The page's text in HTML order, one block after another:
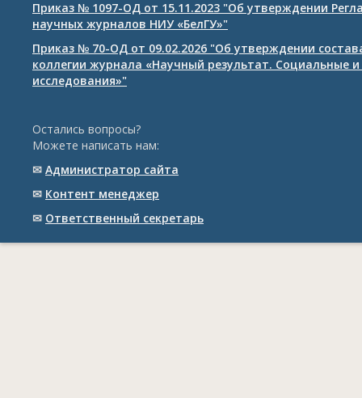
Приказ № 1097-ОД от 15.11.2023 "Об утверждении
научных журналов НИУ «БелГУ»"
Приказ № 70-ОД от 09.02.2026 "Об утверждении
коллегии журнала «Научный результат. Социальные
исследования»"
Остались вопросы?
Можете написать нам:
✉ Администратор сайта
✉ Контент менеджер
✉ Ответственный cекретарь